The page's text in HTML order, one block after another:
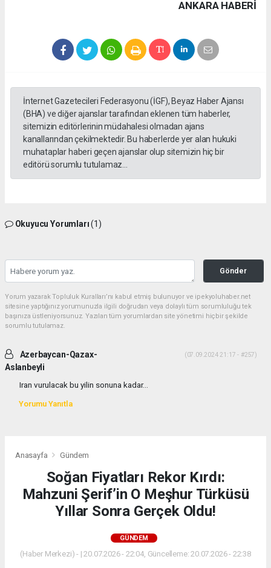
ANKARA HABERİ
İnternet Gazetecileri Federasyonu (İGF), Beyaz Haber Ajansı
(BHA) ve diğer ajanslar tarafından eklenen tüm haberler,
sitemizin editörlerinin müdahalesi olmadan ajans
kanallarından çekilmektedir. Bu haberlerde yer alan hukuki
muhataplar haberi geçen ajanslar olup sitemizin hiç bir
editörü sorumlu tutulamaz...
Okuyucu Yorumları(1)
Gönder
Yorum yazarak Topluluk Kuralları’nı kabul etmiş bulunuyor ve ipekyoluhaber.net
sitesine yaptığınız yorumunuzla ilgili doğrudan veya dolaylı tüm sorumluluğu tek
başınıza üstleniyorsunuz. Yazılan tüm yorumlardan site yönetimi hiçbir şekilde
sorumlu tutulamaz.
Azerbaycan-Qazax-
Aslanbeyli
(07.09.2024 21:17 - #257)
Iran vurulacak bu yilin sonuna kadar...
Yorumu Yanıtla
Anasayfa Gündem
Soğan Fiyatları Rekor Kırdı:
Mahzuni Şerif’in O Meşhur Türküsü
Yıllar Sonra Gerçek Oldu!
GÜNDEM
(Haber Merkezi) - | 20.07.2026 - 22:04, Güncelleme: 20.07.2026 - 22:38